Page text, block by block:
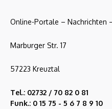
Online-Portale – Nachrichten
Marburger Str. 17
57223 Kreuztal
Tel.: 02732 / 70 82 0 81
Funk.: 0 15 75 - 5 6 7 8 9 10